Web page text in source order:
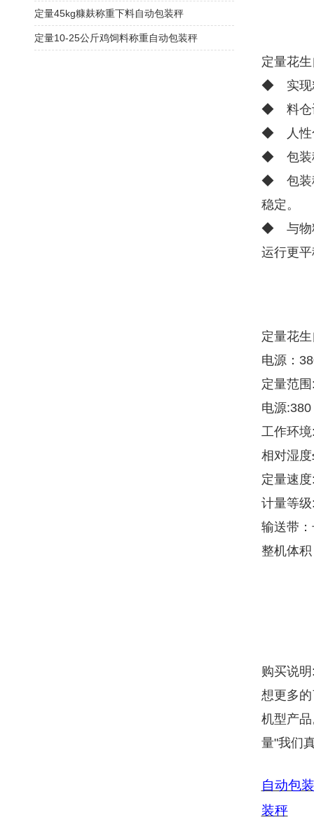
定量花
◆ 实现
◆ 料仓
◆ 人性
◆ 包装
◆ 包装
稳定。
◆ 与物
运行更
定量花
电源：
定量范
电源
工作环
相对湿
定量速
计量等
输送带
整机体
购买说明
想更多
机型产
量"我们
自动包
装秤
定量45kg糠麸称重下料自动包装秤
定量10-25公斤鸡饲料称重自动包装秤